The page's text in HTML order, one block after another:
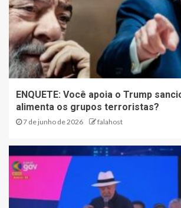
ENQUETE: Você apoia o Trump
alimenta os grupos terroristas?
7 de junho de 2026 falahost